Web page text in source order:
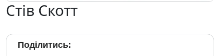
Стів Скотт
Поділитись: